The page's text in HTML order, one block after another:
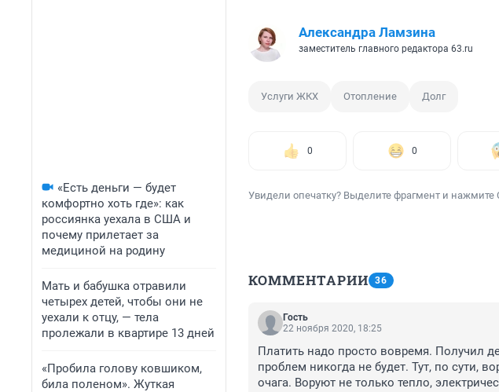
«Есть деньги — будет
комфортно хоть где»: как
россиянка уехала в США и
почему прилетает за
медициной на родину
Мать и бабушка отравили
четырех детей, чтобы они не
уехали к отцу, — тела
пролежали в квартире 13 дней
«Пробила голову ковшиком,
била поленом». Жуткая
Александра Ламзина
заместитель главного редактора 63.ru
Услуги ЖКХ Отопление Долг
0 0
Увидели опечатку? Выделите фрагмент и нажмите
КОММЕНТАРИИ 36
Гость
22 ноября 2020, 18:25
Платить надо просто вовремя. Получил
проблем никогда не будет. Тут, по сути,
очага. Воруют не только тепло,